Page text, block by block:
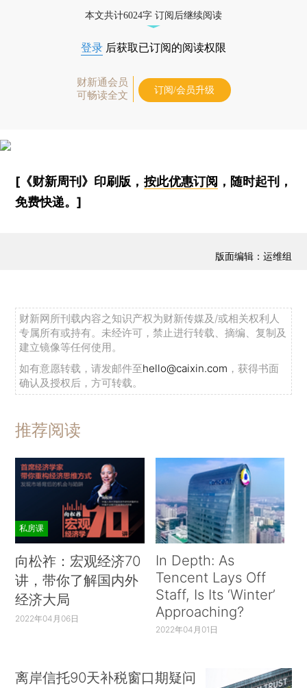
本文共计6024字 订阅后继续阅读
登录 后获取已订阅的阅读权限
财新通会员
可畅读全文
订阅/会员升级
[《财新周刊》印刷版， 按此优惠订阅 ，随时起刊，
免费快递。]
版面编辑：运维组
财新网所刊载内容之知识产权为财新传媒及/或相关权利人
专属所有或持有。未经许可，禁止进行转载、摘编、复制及
建立镜像等任何使用。
如有意愿转载，请发邮件至hello@caixin.com ，获得书面
确认及授权后，方可转载。
推荐阅读
私房课
向松祚：宏观经济70
讲，带你了解国内外
经济大局
2022年04月06日
In Depth: As
Tencent Lays Off
Staff, Is Its ‘Winter’
Approaching?
2022年04月01日
离岸信托90天补税窗口期疑问